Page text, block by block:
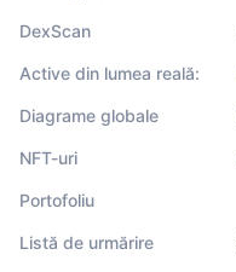
DexScan
Active din lumea reală:
Diagrame globale
NFT-uri
Portofoliu
Listă de urmărire